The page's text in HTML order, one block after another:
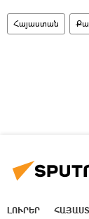
Հայաստան
ԼՈՒՐԵՐ